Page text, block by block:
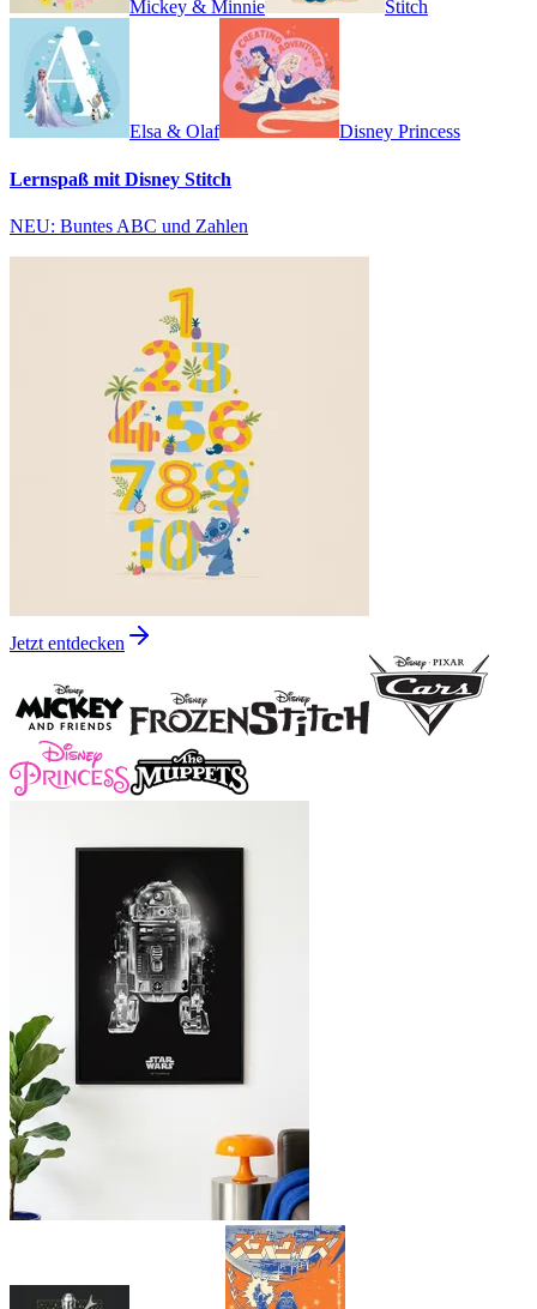
Mickey & Minnie Stitch
Elsa & Olaf Disney Princess
Lernspaß mit Disney Stitch
NEU: Buntes ABC und Zahlen
Jetzt entdecken